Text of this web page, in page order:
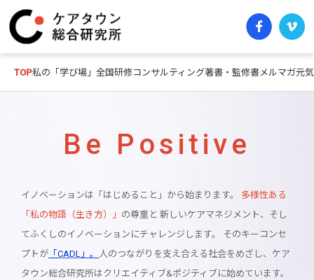
TOP私の「学び場」 全国研修コンサルティング著書・監修書メルマガ元
Be Positive
イノベーションは「はじめること」から始まります。
多様性ある
「私の物語（生き方）」 の尊重と 新しいケアマネジメント、そし
てふくしのイノベーションにチャレンジします。
そのキーコンセ
プトが 「CADL」。 人のつながりを支え合える社会をめざし、ケア
タウン総合研究所はクリエイティブ&ポジティブに始めています。